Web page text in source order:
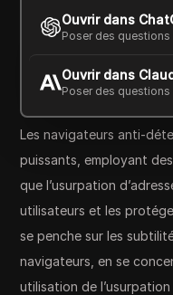
Ouvrir dans
Poser des
Ouvrir dans
Poser des
Charles
22 oct. 2025 2
Copy Link
Les navigateurs anti-
puissants, employant
que l’usurpation
utilisateurs et les
se penche sur les
navigateurs, en se
utilisation de l’usurpation